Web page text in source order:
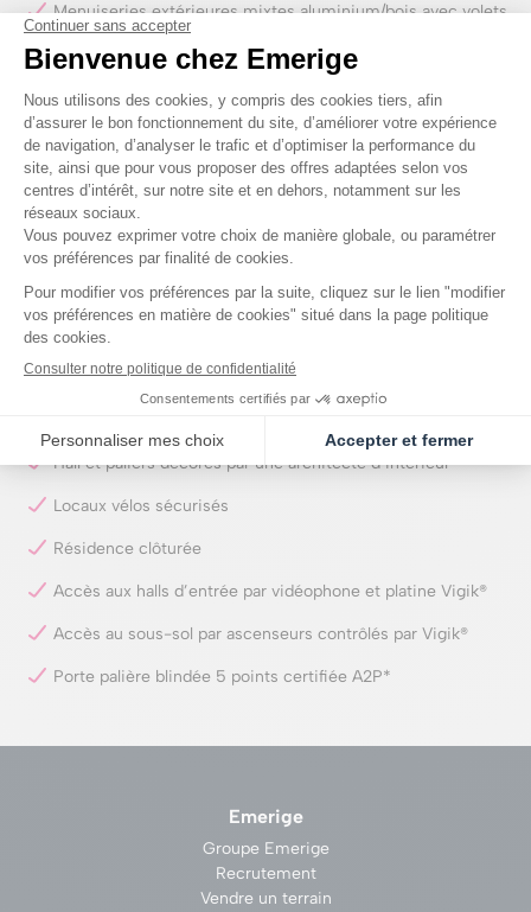
Menuiseries extérieures mixtes aluminium/bois avec volets
roulants aluminium
Dalles sur plots béton pour les balcons et terrasses
Carrelage 45 x 45 cm dans les cuisines
Faïence toute hauteur au droit de la baignoire/douche
Cellier pour tous les logements
Meuble vasque à tiroirs sur pieds
Pare-douche pour les salles d’eau
Sèche-serviettes électrique
Cœur d’îlot conçu par un paysagiste
Hall et paliers décorés par une architecte d’intérieur
Locaux vélos sécurisés
Résidence clôturée
Accès aux halls d’entrée par vidéophone et platine Vigik®
Accès au sous-sol par ascenseurs contrôlés par Vigik®
Porte palière blindée 5 points certifiée A2P*
Emerige
Groupe Emerige
Recrutement
Vendre un terrain